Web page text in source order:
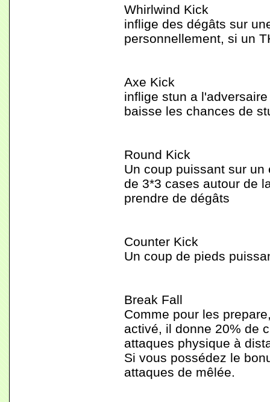
Whirlwind Kick
inflige des dégâts sur
personnellement, si un
Axe Kick
inflige stun a
baisse les chances de
Round Kick
Un coup puissant sur
de 3*3 cases autour de
prendre de dégâts
Counter Kick
Un coup de pieds
Break Fall
Comme pour les
activé, il donne 20% de
attaques physique à
Si vous possédez le
attaques de mêlée.